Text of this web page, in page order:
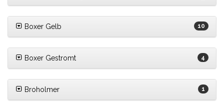
Boxer Gelb 10
Boxer Gestromt 4
Broholmer 1